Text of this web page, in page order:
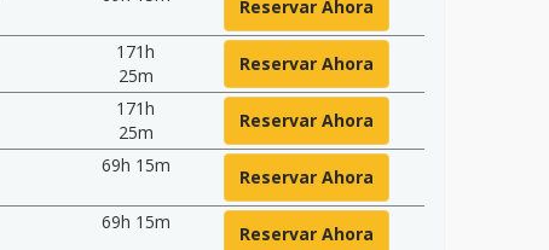
Reservar Ahora
171h
25m
Reservar Ahora
171h
25m
Reservar Ahora
69h 15m
Reservar Ahora
69h 15m
Reservar Ahora